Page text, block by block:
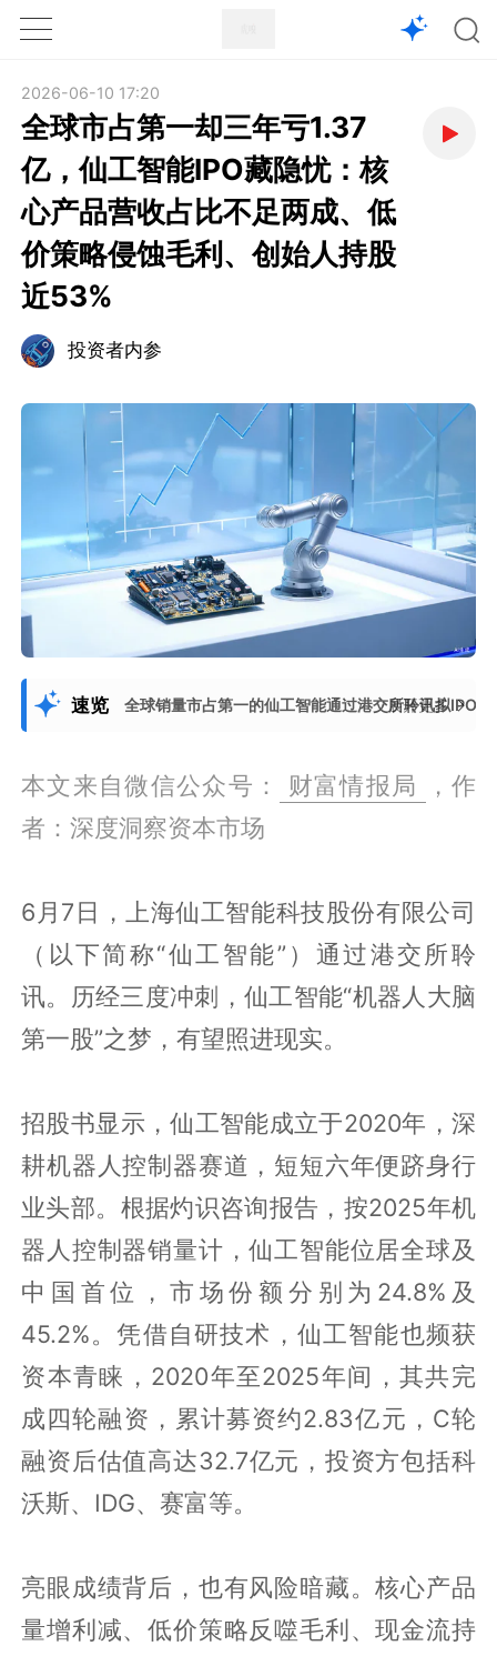
1X
2026-06-10 17:20
全球市占第一却三年亏1.37
亿，仙工智能IPO藏隐忧：核
心产品营收占比不足两成、低
价策略侵蚀毛利、创始人持股
近53%
投资者内参
速览 全球销量市占第一的仙工智能通过港交所聆讯拟IPO
展开更多
本文来自微信公众号： 财富情报局
，作
者：深度洞察资本市场
6月7日，上海仙工智能科技股份有限公司
（以下简称“仙工智能”）通过港交所聆
讯。历经三度冲刺，仙工智能“机器人大脑
第一股”之梦，有望照进现实。
招股书显示，仙工智能成立于2020年，深
耕机器人控制器赛道，短短六年便跻身行
业头部。根据灼识咨询报告，按2025年机
器人控制器销量计，仙工智能位居全球及
中国首位，市场份额分别为24.8%及
45.2%。凭借自研技术，仙工智能也频获
资本青睐，2020年至2025年间，其共完
成四轮融资，累计募资约2.83亿元，C轮
融资后估值高达32.7亿元，投资方包括科
沃斯、IDG、赛富等。
亮眼成绩背后，也有风险暗藏。核心产品
量增利减、低价策略反噬毛利、现金流持